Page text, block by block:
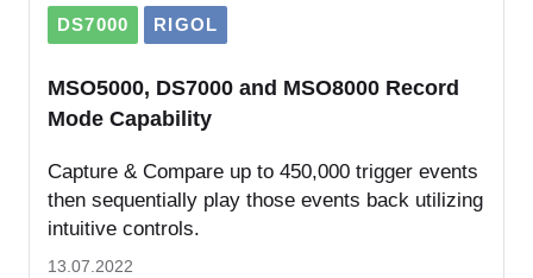
DS7000 RIGOL
MSO5000, DS7000 and MSO8000 Record
Mode Capability
Capture & Compare up to 450,000 trigger events
then sequentially play those events back utilizing
intuitive controls.
13.07.2022